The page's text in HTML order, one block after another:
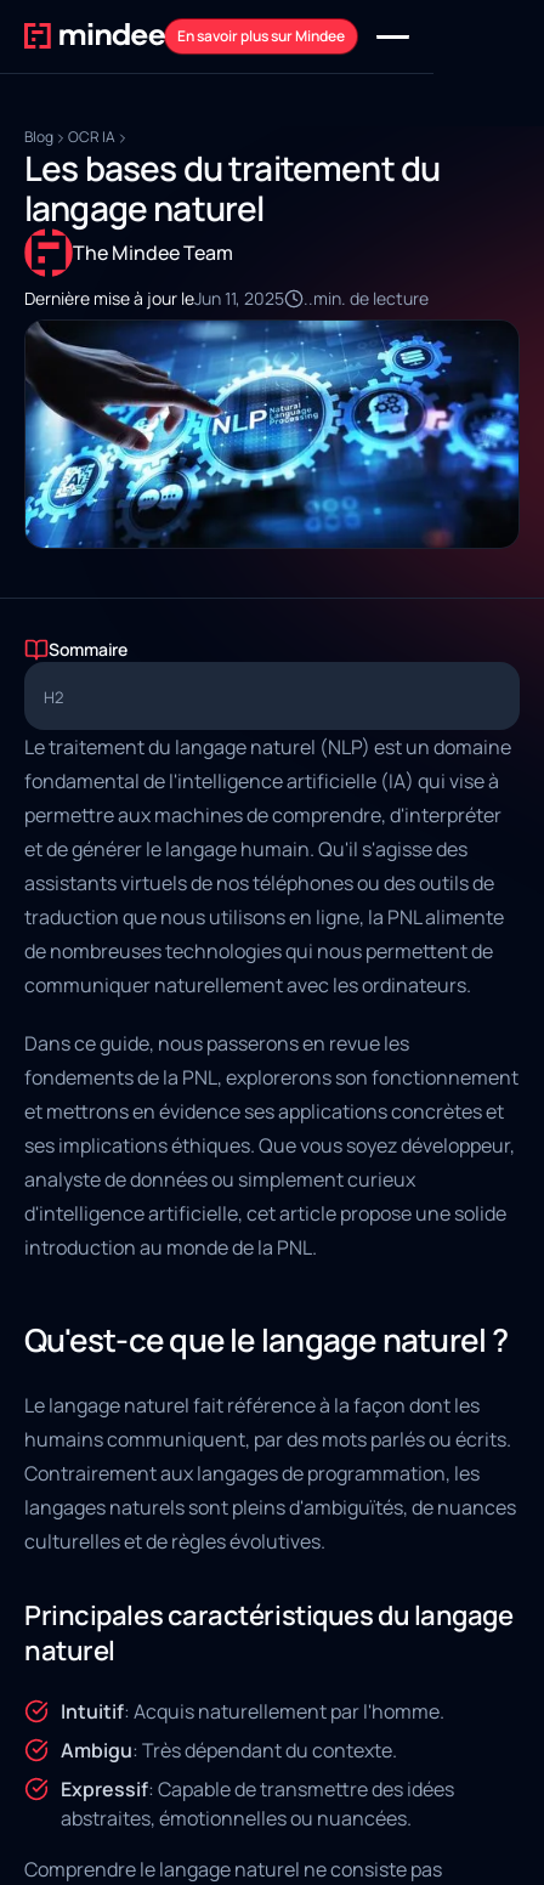
En savoir plus sur Mindee
Blog OCR IA
Les bases du traitement du
langage naturel
The Mindee Team
Dernière mise à jour leJun 11, 2025 ..min. de lecture
Sommaire
H2
Le traitement du langage naturel (NLP) est un domaine
fondamental de l'intelligence artificielle (IA) qui vise à
permettre aux machines de comprendre, d'interpréter
et de générer le langage humain. Qu'il s'agisse des
assistants virtuels de nos téléphones ou des outils de
traduction que nous utilisons en ligne, la PNL alimente
de nombreuses technologies qui nous permettent de
communiquer naturellement avec les ordinateurs.
Dans ce guide, nous passerons en revue les
fondements de la PNL, explorerons son fonctionnement
et mettrons en évidence ses applications concrètes et
ses implications éthiques. Que vous soyez développeur,
analyste de données ou simplement curieux
d'intelligence artificielle, cet article propose une solide
introduction au monde de la PNL.
Qu'est-ce que le langage naturel ?
Le langage naturel fait référence à la façon dont les
humains communiquent, par des mots parlés ou écrits.
Contrairement aux langages de programmation, les
langages naturels sont pleins d'ambiguïtés, de nuances
culturelles et de règles évolutives.
Principales caractéristiques du langage
naturel
Intuitif: Acquis naturellement par l'homme.
Ambigu: Très dépendant du contexte.
Expressif: Capable de transmettre des idées
abstraites, émotionnelles ou nuancées.
Comprendre le langage naturel ne consiste pas